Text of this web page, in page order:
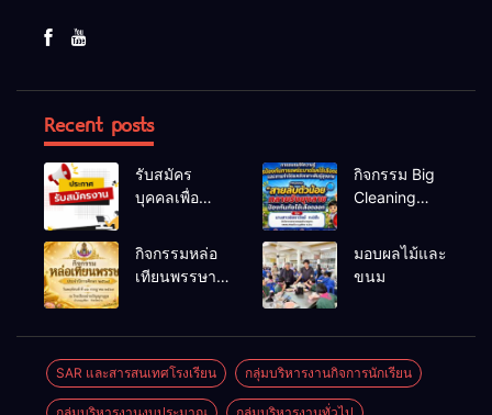
Recent posts
รับสมัคร
บุคคลเพื่อ
เลือกสรรเป็น
พนักงาน
กิจกรรม Big
Cleaning
ป้องกันโรคไข้
กิจกรรมหล่อ
เทียนพรรษา
มอบผลไม้และ
ขนม
SAR และสารสนเทศโรงเรียน กลุ่มบริหารงานกิจการนักเรียน